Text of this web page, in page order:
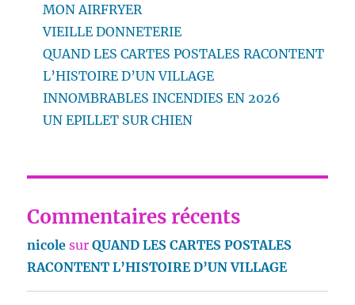
MON AIRFRYER
VIEILLE DONNETERIE
QUAND LES CARTES POSTALES RACONTENT
L’HISTOIRE D’UN VILLAGE
INNOMBRABLES INCENDIES EN 2026
UN EPILLET SUR CHIEN
Commentaires récents
nicole surQUAND LES CARTES POSTALES
RACONTENT L’HISTOIRE D’UN VILLAGE